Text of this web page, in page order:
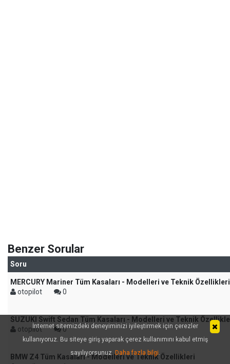
Benzer Sorular
Soru
MERCURY Mariner Tüm Kasaları - Modelleri ve Teknik Özellikleri
otopilot
0
SUZUKI Swift Sedan Tüm Kasaları - Modelleri ve Teknik
otopilot
0
BMW Z4 Tüm Kasaları - Modelleri ve Teknik Özellikleri
İnternet sitemizdeki deneyiminizi iyileştirmek için çerezler
kullanıyoruz. Bu siteye giriş yaparak çerez kullanımını kabul etmiş
sayılıyorsunuz.Daha fazla bilgi.